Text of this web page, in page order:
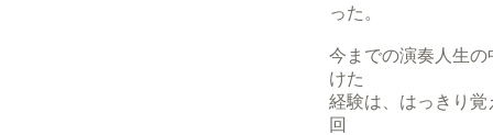
った。
今までの演奏人生
けた
経験は、はっきり
回